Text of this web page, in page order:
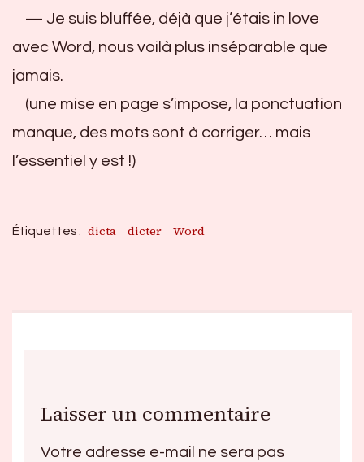
— Je suis bluffée, déjà que j’étais in love
avec Word, nous voilà plus inséparable que
jamais.
(une mise en page s’impose, la ponctuation
manque, des mots sont à corriger… mais
l’essentiel y est !)
Étiquettes : dicta dicter Word
Laisser un commentaire
Votre adresse e-mail ne sera pas